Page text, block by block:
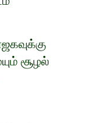
சூழல்